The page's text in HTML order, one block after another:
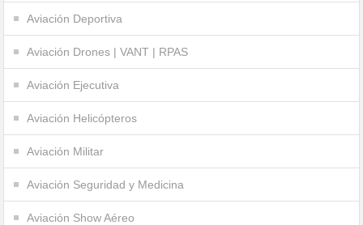
Aviación Deportiva
Aviación Drones | VANT | RPAS
Aviación Ejecutiva
Aviación Helicópteros
Aviación Militar
Aviación Seguridad y Medicina
Aviación Show Aéreo